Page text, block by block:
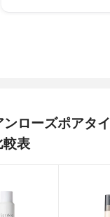
ローズポアタ
較表